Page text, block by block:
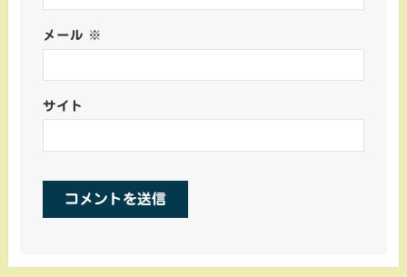
メール ※
サイト